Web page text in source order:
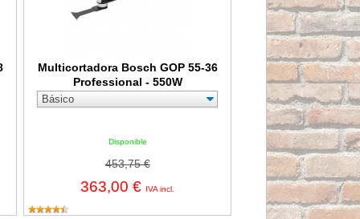
Multicortadora Bosch GOP 55-36
Professional - 550W
Disponible
453,75 €
363,00 € IVA incl.